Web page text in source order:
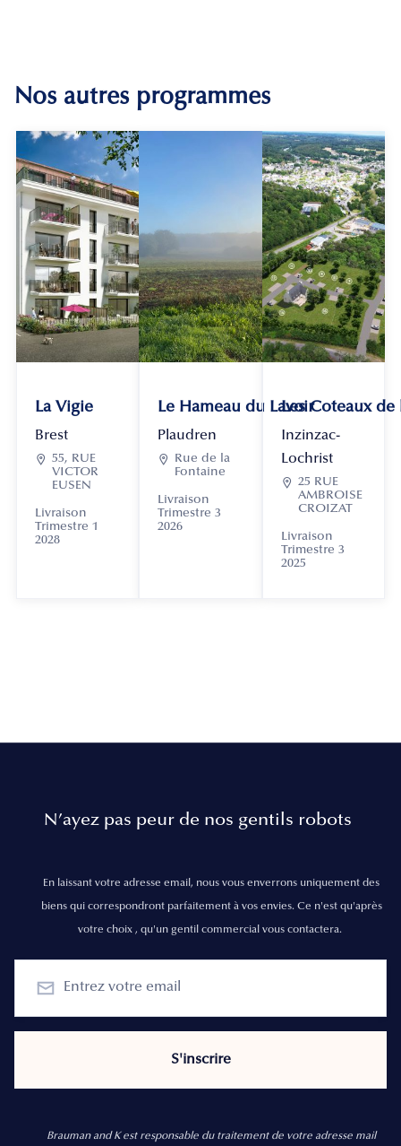
Nos autres programmes
La Vigie
Brest
 55, RUE
VICTOR
EUSEN
Livraison
Trimestre 1
2028
Le Hameau du Lavoir
Plaudren

Rue de la
Fontaine
Livraison
Trimestre 3
2026
Les Coteaux
Inzinzac-
Lochrist
 25 RUE
AMBROISE
CROIZAT
Livraison
Trimestre 3
2025
N’ayez pas peur de nos gentils robots
En laissant votre adresse email, nous vous enverrons uniquement des
biens qui correspondront parfaitement à vos envies. Ce n'est qu'après
votre choix , qu'un gentil commercial vous contactera.
Brauman and K est responsable du traitement de votre adresse mail